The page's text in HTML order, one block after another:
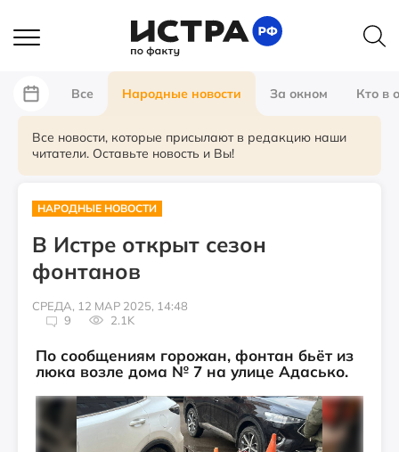
Все Народные новости За окном Кто в
Все новости, которые присылают в редакцию наши
читатели. Оставьте новость и Вы!
НАРОДНЫЕ НОВОСТИ
В Истре открыт сезон
фонтанов
СРЕДА, 12 МАР 2025, 14:48
9
2.1K
По сообщениям горожан, фонтан бьёт из
люка возле дома № 7 на улице Адасько.